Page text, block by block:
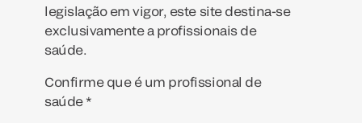
legislação em vigor, este site destina-se
exclusivamente a profissionais de
saúde.
Confirme que é um profissional de
saúde *